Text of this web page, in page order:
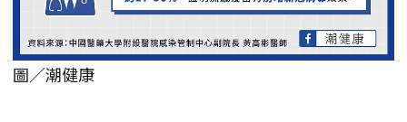
圖／潮健康